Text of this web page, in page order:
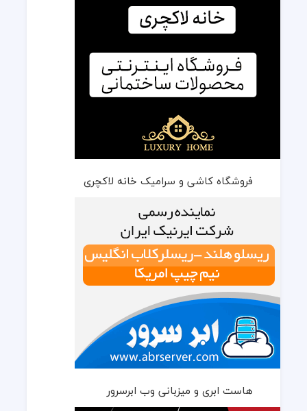
فروشگاه کاشی و سرامیک خانه لاکچری
هاست ابری و میزبانی وب ابرسرور